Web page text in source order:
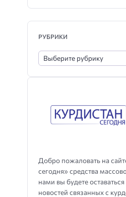
Добро пожаловать на
сегодня» средства
нами вы будете оставаться
новостей связанных с
РУБРИКИ